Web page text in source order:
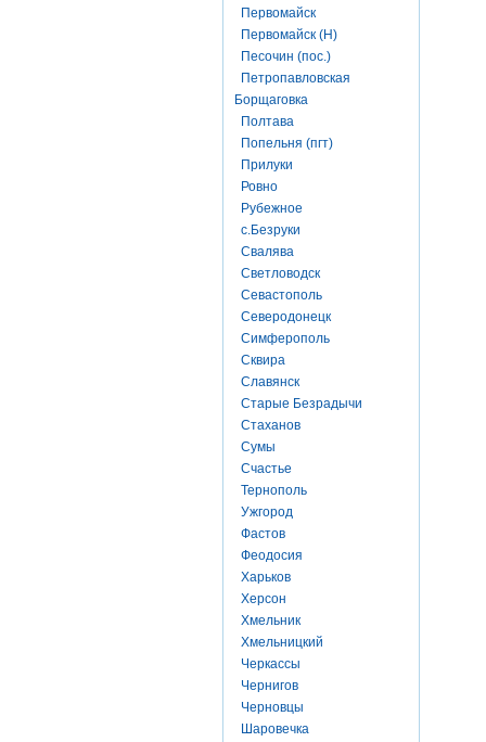
Первомайск
Первомайск (Н)
Песочин (пос.)
Петропавловская
Борщаговка
Полтава
Попельня (пгт)
Прилуки
Ровно
Рубежное
с.Безруки
Свалява
Светловодск
Севастополь
Северодонецк
Симферополь
Сквира
Славянск
Старые Безрадычи
Стаханов
Сумы
Счастье
Тернополь
Ужгород
Фастов
Феодосия
Харьков
Херсон
Хмельник
Хмельницкий
Черкассы
Чернигов
Черновцы
Шаровечка